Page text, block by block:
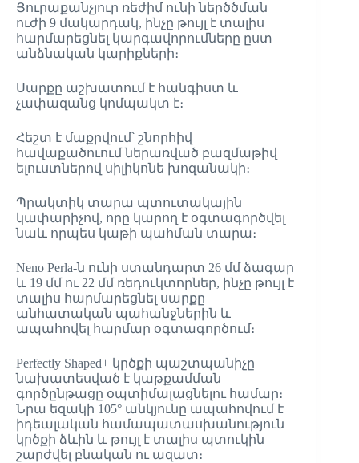
Յուրաքանչյուր ռեժիմ ունի ներծծման
ուժի 9 մակարդակ, ինչը թույլ է տալիս
հարմարեցնել կարգավորումները ըստ
անձնական կարիքների։
Սարքը աշխատում է հանգիստ և
չափազանց կոմպակտ է։
Հեշտ է մաքրվում՝ շնորհիվ
հավաքածուում ներառված բազմաթիվ
ելուստներով սիլիկոնե խոզանակի։
Պրակտիկ տարա պտուտակային
կափարիչով, որը կարող է օգտագործվել
նաև որպես կաթի պահման տարա։
Neno Perla-ն ունի ստանդարտ 26 մմ ձագար
և 19 մմ ու 22 մմ ռեդուկտորներ, ինչը թույլ է
տալիս հարմարեցնել սարքը
անհատական պահանջներին և
ապահովել հարմար օգտագործում։
Perfectly Shaped+ կրծքի պաշտպանիչը
նախատեսված է կաթքամման
գործընթացը օպտիմալացնելու համար։
Նրա եզակի 105° անկյունը ապահովում է
իդեալական համապատասխանություն
կրծքի ձևին և թույլ է տալիս պտուկին
շարժվել բնական ու ազատ։